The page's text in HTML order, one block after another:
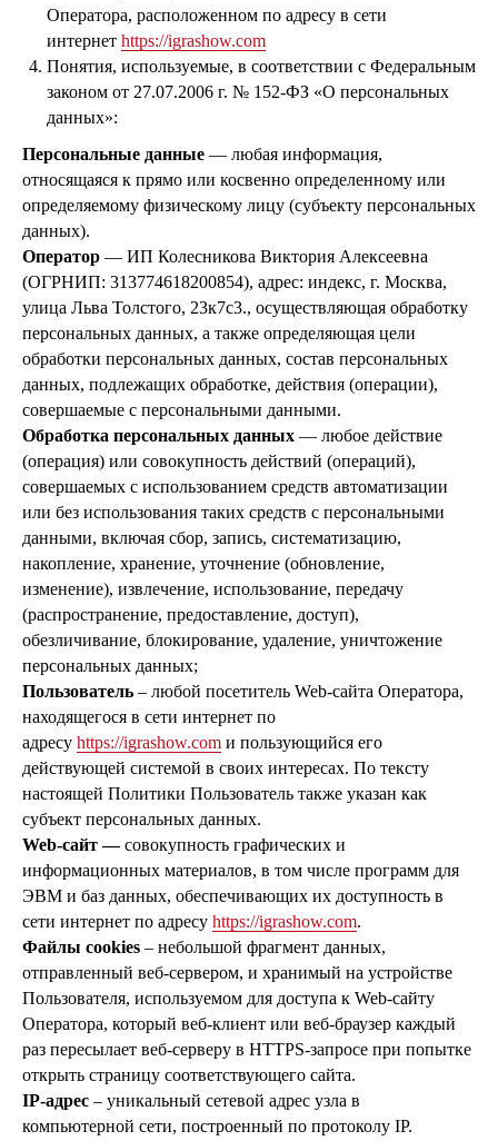
Оператора, расположенном по адресу в сети
интернет https://igrashow.com
Понятия, используемые, в соответствии с Федеральным
законом от 27.07.2006 г. № 152-ФЗ «О персональных
данных»:
Персональные данные — любая информация,
относящаяся к прямо или косвенно определенному или
определяемому физическому лицу (субъекту персональных
данных).
Оператор — ИП Колесникова Виктория Алексеевна
(ОГРНИП: 313774618200854), адрес: индекс, г. Москва,
улица Льва Толстого, 23к7с3., осуществляющая обработку
персональных данных, а также определяющая цели
обработки персональных данных, состав персональных
данных, подлежащих обработке, действия (операции),
совершаемые с персональными данными.
Обработка персональных данных — любое действие
(операция) или совокупность действий (операций),
совершаемых с использованием средств автоматизации
или без использования таких средств с персональными
данными, включая сбор, запись, систематизацию,
накопление, хранение, уточнение (обновление,
изменение), извлечение, использование, передачу
(распространение, предоставление, доступ),
обезличивание, блокирование, удаление, уничтожение
персональных данных;
Пользователь – любой посетитель Web-сайта Оператора,
находящегося в сети интернет по
адресу https://igrashow.com и пользующийся его
действующей системой в своих интересах. По тексту
настоящей Политики Пользователь также указан как
субъект персональных данных.
Web-сайт —совокупность графических и
информационных материалов, в том числе программ для
ЭВМ и баз данных, обеспечивающих их доступность в
сети интернет по адресу https://igrashow.com.
Файлы cookies – небольшой фрагмент данных,
отправленный веб-сервером, и хранимый на устройстве
Пользователя, используемом для доступа к Web-сайту
Оператора, который веб-клиент или веб-браузер каждый
раз пересылает веб-серверу в HTTPS-запросе при попытке
открыть страницу соответствующего сайта.
IP-адрес – уникальный сетевой адрес узла в
компьютерной сети, построенный по протоколу IP.